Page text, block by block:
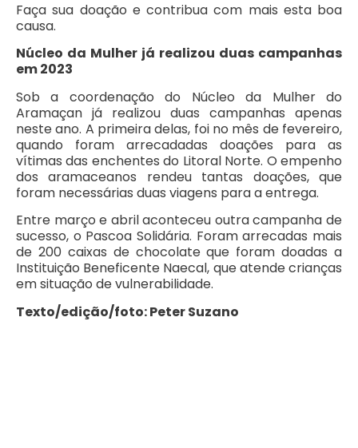
Faça sua doação e contribua com mais esta boa
causa.
Núcleo da Mulher já realizou duas campanhas
em 2023
Sob a coordenação do Núcleo da Mulher do
Aramaçan já realizou duas campanhas apenas
neste ano. A primeira delas, foi no mês de fevereiro,
quando foram arrecadadas doações para as
vítimas das enchentes do Litoral Norte. O empenho
dos aramaceanos rendeu tantas doações, que
foram necessárias duas viagens para a entrega.
Entre março e abril aconteceu outra campanha de
sucesso, o Pascoa Solidária. Foram arrecadas mais
de 200 caixas de chocolate que foram doadas a
Instituição Beneficente Naecal, que atende crianças
em situação de vulnerabilidade.
Texto/edição/foto: Peter Suzano